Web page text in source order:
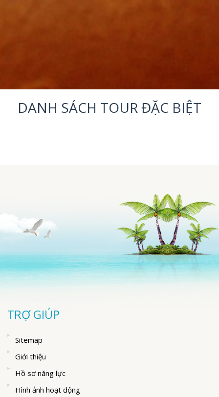
DANH SÁCH TOUR ĐẶC BIỆT
TRỢ GIÚP
Sitemap
Giới thiệu
Hồ sơ năng lực
Hình ảnh hoạt động